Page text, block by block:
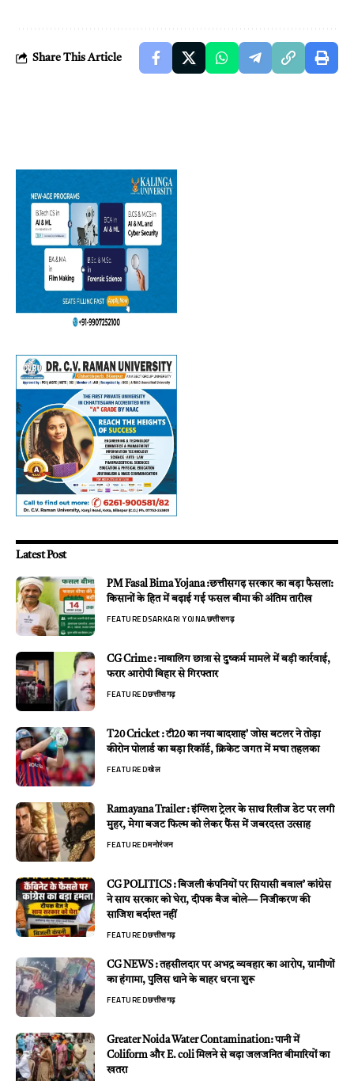
Share This Article
Latest Post
PM Fasal Bima Yojana :छत्तीसगढ़ सरकार का बड़ा फैसला:
किसानों के हित में बढ़ाई गई फसल बीमा की अंतिम तारीख
FEATUREDSARKARI YOJNAछत्तीसगढ़
CG Crime : नाबालिग छात्रा से दुष्कर्म मामले में बड़ी कार्रवाई,
फरार आरोपी बिहार से गिरफ्तार
FEATUREDछत्तीसगढ़
T20 Cricket : टी20 का नया बादशाह’ जोस बटलर ने तोड़ा
कीरोन पोलार्ड का बड़ा रिकॉर्ड, क्रिकेट जगत में मचा तहलका
FEATUREDखेल
Ramayana Trailer : इंग्लिश ट्रेलर के साथ रिलीज डेट पर लगी
मुहर, मेगा बजट फिल्म को लेकर फैंस में जबरदस्त उत्साह
FEATUREDमनोरंजन
CG POLITICS : बिजली कंपनियों पर सियासी बवाल’ कांग्रेस
ने साय सरकार को घेरा, दीपक बैज बोले— निजीकरण की
साजिश बर्दाश्त नहीं
FEATUREDछत्तीसगढ़
CG NEWS : तहसीलदार पर अभद्र व्यवहार का आरोप, ग्रामीणों
का हंगामा, पुलिस थाने के बाहर धरना शुरू
FEATUREDछत्तीसगढ़
Greater Noida Water Contamination: पानी में
Coliform और E. coli मिलने से बढ़ा जलजनित बीमारियों का
खतरा